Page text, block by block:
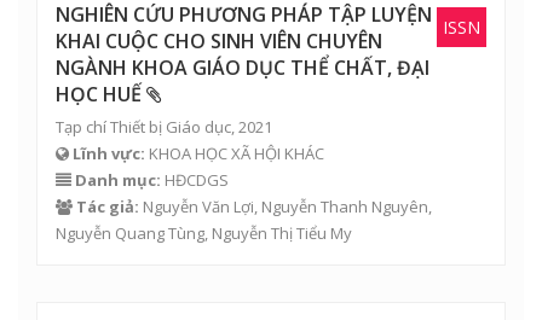
ISSN
NGHIÊN CỨU PHƯƠNG PHÁP TẬP LUYỆN
KHAI CUỘC CHO SINH VIÊN CHUYÊN
NGÀNH KHOA GIÁO DỤC THỂ CHẤT, ĐẠI
HỌC HUẾ
Tạp chí Thiết bị Giáo dục, 2021
Lĩnh vực: KHOA HỌC XÃ HỘI KHÁC
Danh mục: HĐCDGS
Tác giả: Nguyễn Văn Lợi, Nguyễn Thanh Nguyên,
Nguyễn Quang Tùng, Nguyễn Thị Tiểu My